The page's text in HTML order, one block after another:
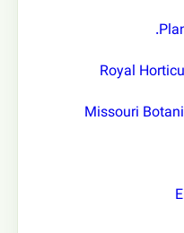
Royal
Missouri